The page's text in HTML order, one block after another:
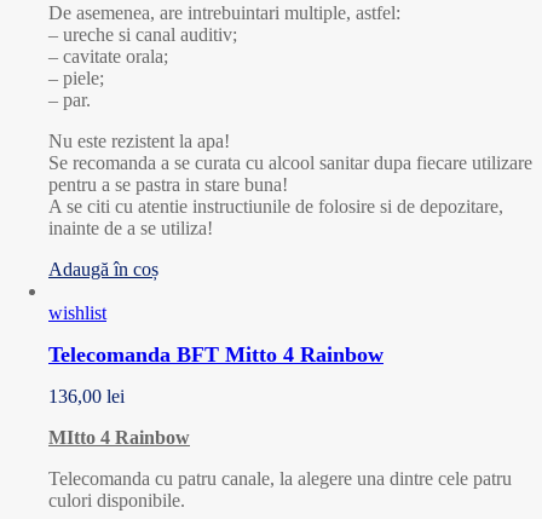
De asemenea, are intrebuintari multiple, astfel:
– ureche si canal auditiv;
– cavitate orala;
– piele;
– par.
Nu este rezistent la apa!
Se recomanda a se curata cu alcool sanitar dupa fiecare utilizare
pentru a se pastra in stare buna!
A se citi cu atentie instructiunile de folosire si de depozitare,
inainte de a se utiliza!
Adaugă în coș
wishlist
Telecomanda BFT Mitto 4 Rainbow
136,00 lei
MItto 4 Rainbow
Telecomanda cu patru canale, la alegere una dintre cele patru
culori disponibile.